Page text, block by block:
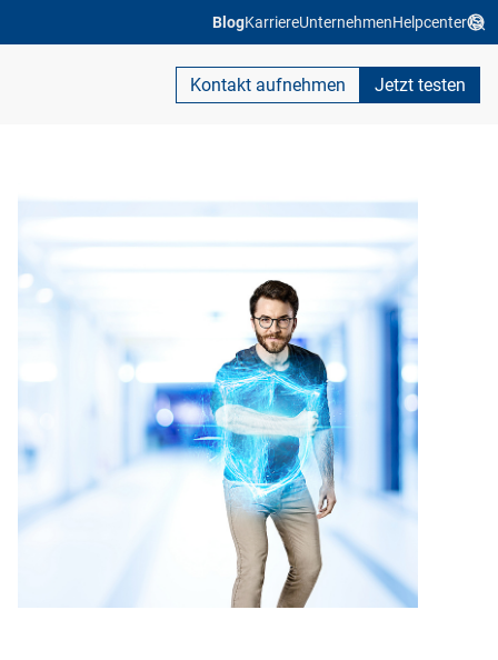
BlogKarriereUnternehmenHelpcenter
Kontakt aufnehmen Jetzt testen